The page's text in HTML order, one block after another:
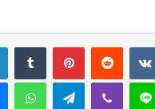
LinkedInTumblr PinterestReddit
MessengerWhatsAppTelegramViber